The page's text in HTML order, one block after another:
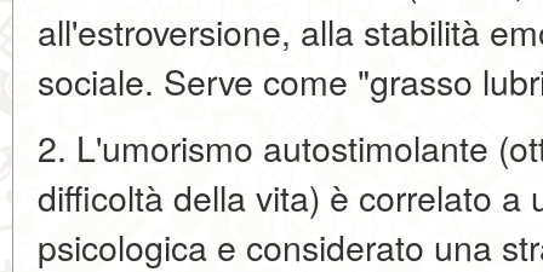
all'estroversione, alla stabilità
sociale. Serve come "grasso
2. L'umorismo autostimolante
difficoltà della vita) è correlato a
psicologica e considerato una